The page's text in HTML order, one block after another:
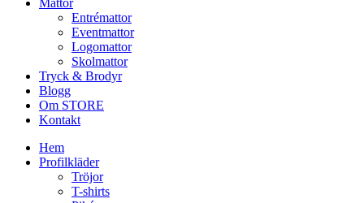
Mattor
Entrémattor
Eventmattor
Logomattor
Skolmattor
Tryck & Brodyr
Blogg
Om STORE
Kontakt
Hem
Profilkläder
Tröjor
T-shirts